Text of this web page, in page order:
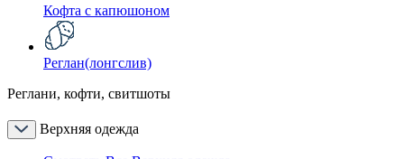
Кофта с капюшоном
Реглан(лонгслив)
Реглани, кофти, свитшоты
Верхняя одежда